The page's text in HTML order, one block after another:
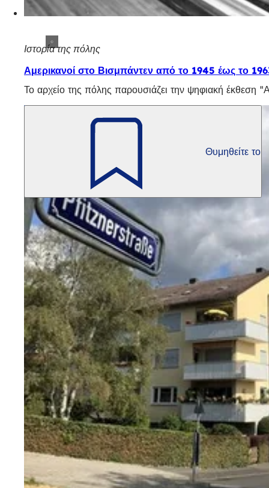
Ιστορία της πόλης
Αμερικανοί στο Βισμπάντεν από το 1945 έως το
Το αρχείο της πόλης παρουσιάζει την ψηφιακή
Θυμηθείτε το